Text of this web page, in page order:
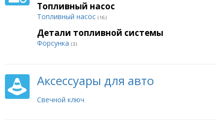
Топливный насос
Топливный насос (16)
Детали топливной системы
Форсунка (3)
Аксессуары для авто
Свечной ключ